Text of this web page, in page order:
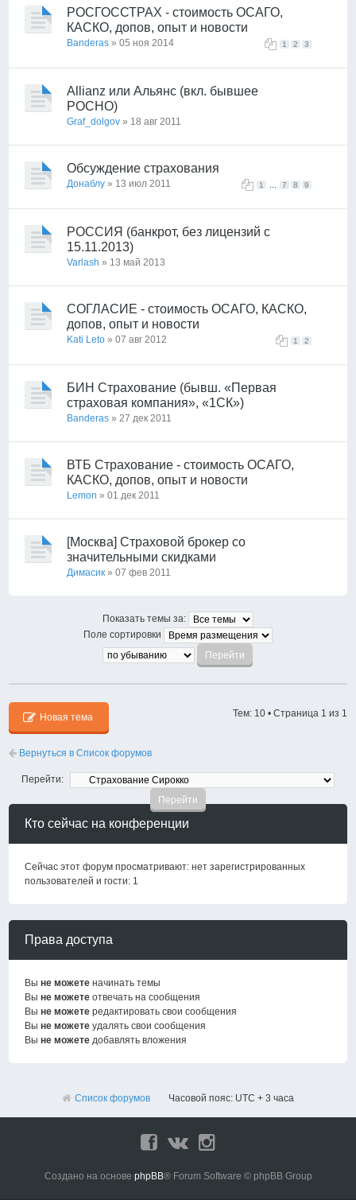
РОСГОССТРАХ - стоимость ОСАГО,
КАСКО, допов, опыт и новости
1 2 3
Banderas » 05 ноя 2014
Allianz или Альянс (вкл. бывшее
РОСНО)
Graf_dolgov » 18 авг 2011
Обсуждение страхования
1 7 8 9
Донаблу » 13 июл 2011
РОССИЯ (банкрот, без лицензий с
15.11.2013)
Varlash » 13 май 2013
СОГЛАСИЕ - стоимость ОСАГО, КАСКО,
допов, опыт и новости
1 2
Kati Leto » 07 авг 2012
БИН Страхование (бывш. «Первая
страховая компания», «1СК»)
Banderas » 27 дек 2011
ВТБ Страхование - стоимость ОСАГО,
КАСКО, допов, опыт и новости
Lemon » 01 дек 2011
[Москва] Страховой брокер со
значительными скидками
Димасик » 07 фев 2011
Показать темы за:
Поле сортировки
Новая тема Тем: 10 • Страница 1 из 1
Вернуться в Список форумов
Перейти:
Кто сейчас на конференции
Сейчас этот форум просматривают: нет зарегистрированных
пользователей и гости: 1
Права доступа
Выне можете начинать темы
Выне можете отвечать на сообщения
Выне можете редактировать свои сообщения
Выне можете удалять свои сообщения
Выне можете добавлять вложения
Список форумов Часовой пояс: UTC + 3 часа
Создано на основе phpBB® Forum Software © phpBB Group